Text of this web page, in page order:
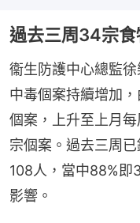
過去三周34宗
衞生防護中心總監
中毒個案持續增加
個案，上升至上月
宗個案。過去三周
108人，當中88%即
影響。